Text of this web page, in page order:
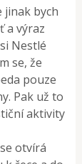
jinak bych
a výraz
Nestlé
se, že
pouze
Pak už to
aktivity
otvírá